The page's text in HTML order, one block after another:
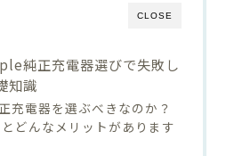
CLOSE
純正充電器選びで失敗し
知識
充電器を選ぶべきなのか？
どんなメリットがあります